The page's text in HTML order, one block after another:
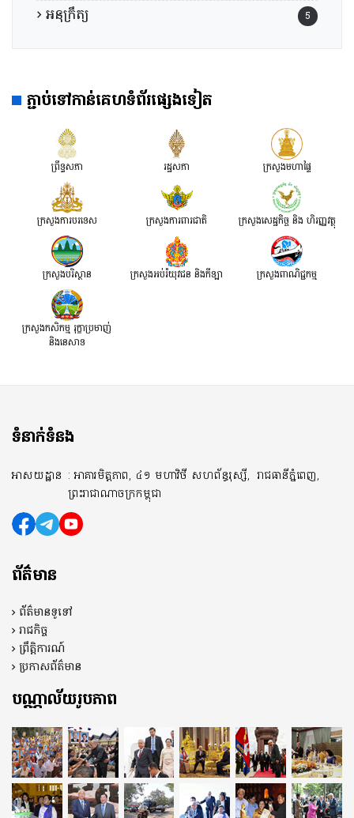
អនុក្រឹត្យ 5
ភ្ជាប់ទៅកាន់គេហទំព័រផ្សេងទៀត
ព្រឹទ្ធសភា រដ្ឋសភា ក្រសួងមហាផ្ទៃ
ក្រសួងការបរទេស ក្រសួងការពារជាតិ ក្រសួង​សេដ្ឋកិច្ច និង ហិរញ្ញវត្ថុ
ក្រសួងបរិស្ថាន ក្រសួងអប់រំយុវជន និងកីឡា ក្រសួងពាណិជ្ជកម្ម
ក្រសួងកសិកម្ម រុក្ខាប្រមាញ់
និងនេសាទ
ទំនាក់ទំនង
អាសយដ្ឋាន : អាគារមិត្តភាព, ៤១ មហាវិថី សហព័ន្ធរុស្សី, រាជធានីភ្នំពេញ,
ព្រះរាជាណាចក្រកម្ពុជា
ព័ត៌មាន
ព័ត៌មានទូទៅ
រាជកិច្ច
ព្រឹត្តិការណ៍
ប្រកាសព័ត៌មាន
បណ្ណាល័យរូបភាព